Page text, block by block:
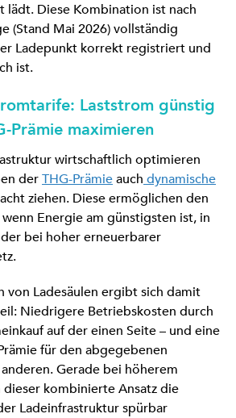
lädt. Diese Kombination ist nach
(Stand Mai 2026) vollständig
Ladepunkt korrekt registriert und
ist.
Laststrom günstig
Prämie maximieren
wirtschaftlich optimieren
derTHG-Prämieauch dynamische
ziehen. Diese ermöglichen den
Energie am günstigsten ist, in
bei hoher erneuerbarer
von Ladesäulen ergibt sich damit
Niedrigere Betriebskosten durch
auf der einen Seite – und eine
für den abgegebenen
Gerade bei höherem
dieser kombinierte Ansatz die
Ladeinfrastruktur spürbar